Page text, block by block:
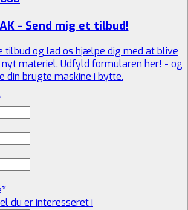
- Send mig et tilbud!
tilbud og lad os hjælpe dig med at blive
materiel. Udfyld formularen her! - og
din brugte maskine i bytte.
*
du er interesseret i